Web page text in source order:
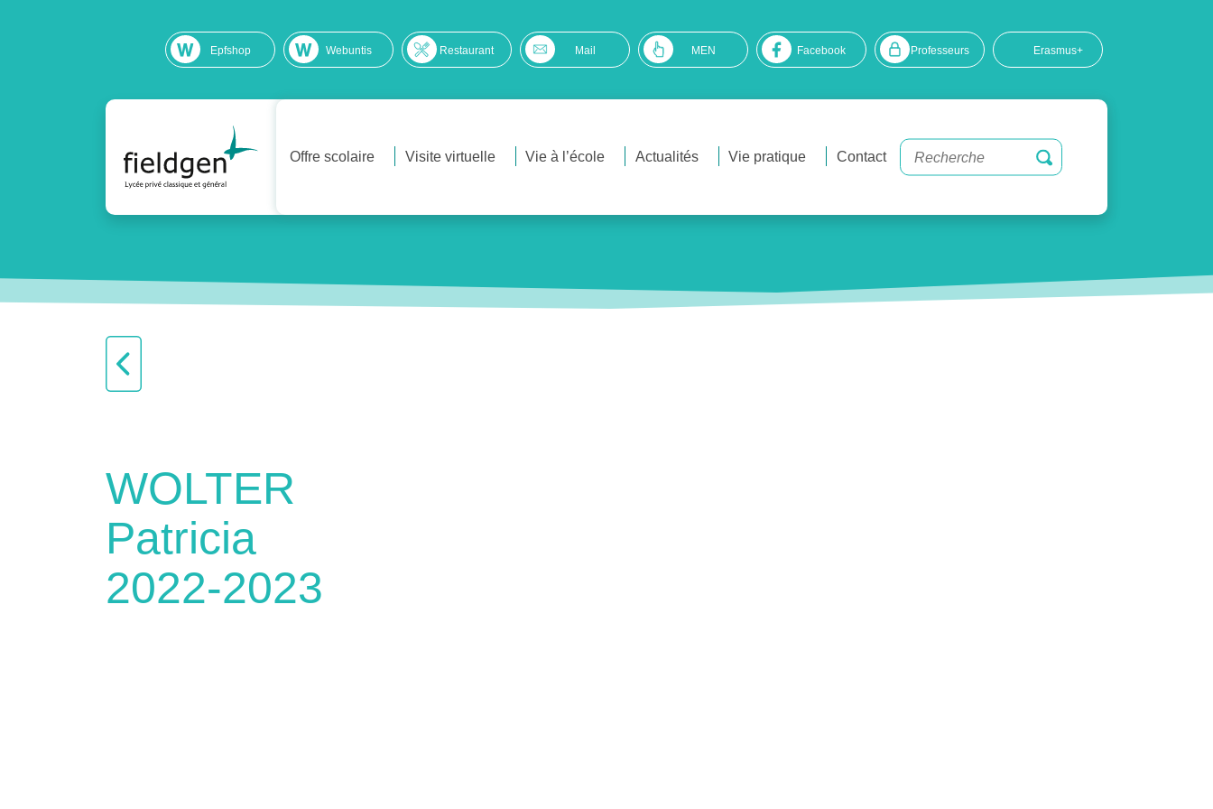
Epfshop Webuntis Restaurant Mail MEN Facebook Professeurs Erasmus+
Offre scolaire Visite virtuelle Vie à l’école Actualités Vie pratique Contact
WOLTER
Patricia
2022-2023